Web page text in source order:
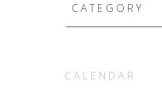
C A T E G O R Y
C A L E N D A R